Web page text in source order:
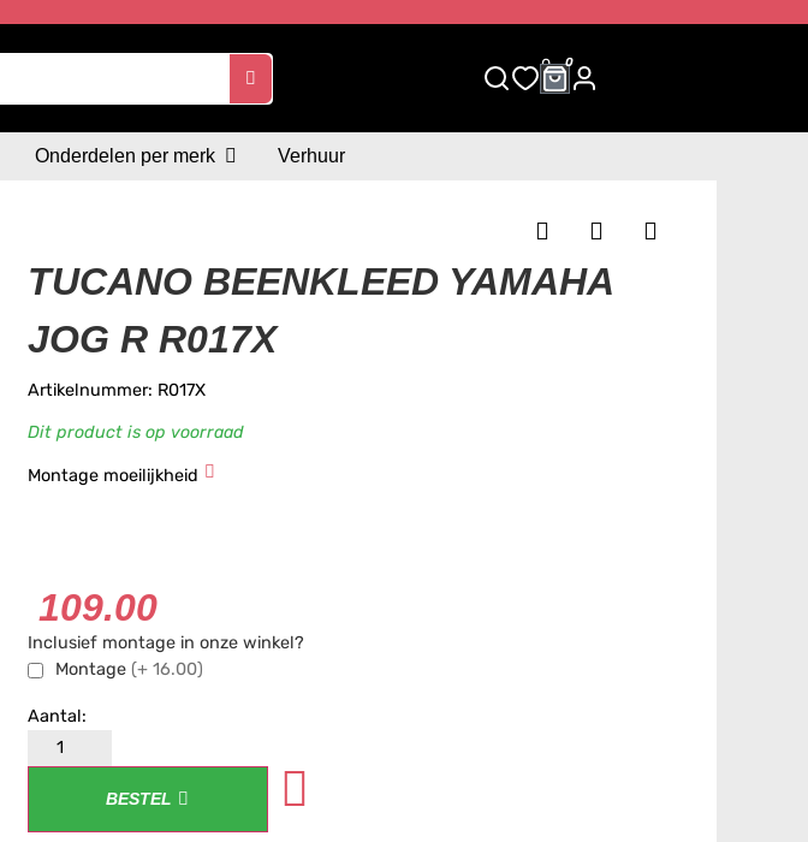
0 0
Onderdelen per merk Verhuur
TUCANO BEENKLEED YAMAHA
JOG R R017X
Artikelnummer: R017X
Dit product is op voorraad
Montage moeilijkheid
★ ★ ★
109.00
Inclusief montage in onze winkel?
Montage (+ 16.00)
BESTEL